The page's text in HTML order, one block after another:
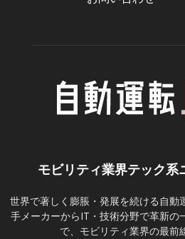
モビリティ業界テック系
世界で著しく膨脹・発展を続ける自動
手メーカーからIT・技術分野で革新の
で、モビリティ業界の最前